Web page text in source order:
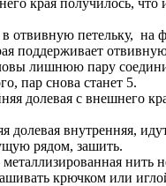
в отвивную петельку, на
поддерживает
лишнюю пару
пар снова станет 5.
долевая с внешнего
долевая внутренняя,
рядом, зашить.
нить
крючком или